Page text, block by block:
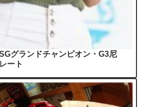
グランドチャンピオン・G3尼
ート